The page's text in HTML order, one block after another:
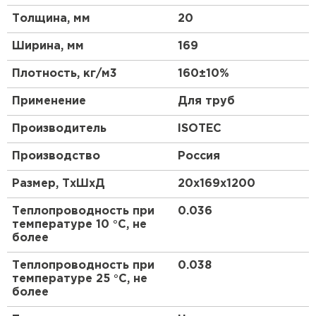
материалы
Оптимальные размеры и форма для удобства
монтажа
Прочный материал для долгого срока службы
Надежная защита от внешних воздействий
Сферы применения:
Строительство жилых и коммерческих зданий
Ремонт и реконструкция существующих
строений
Производство мебели и декоративных
элементов
Толщина, мм 20
Ширина, мм 169
Плотность, кг/м3 160±10%
Применение Для труб
Производитель ISOTEC
Производство Россия
Размер, ТхШхД 20х169х1200
Теплопроводность при
температуре 10 °С, не
более
0.036
Теплопроводность при
температуре 25 °С, не
более
0.038
Утеплитель Теплекс
Утеплитель Изомин
Рулонная кровля Брит